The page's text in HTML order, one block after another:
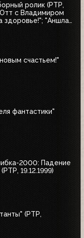
ролик (РТР,
Отт с Владимиром
"Аншлаг.
счастьем!"
фантастики"
2000: Падение
19.12.1999)
(РТР,